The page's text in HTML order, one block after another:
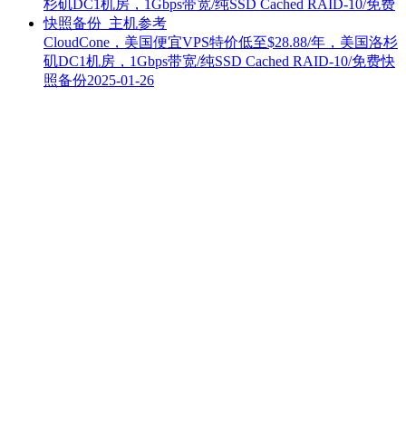
CloudCone，美国便宜VPS特价低至$28.88/年，美国洛杉
矶DC1机房，1Gbps带宽/纯SSD Cached RAID-10/免费快
照备份2025-01-26